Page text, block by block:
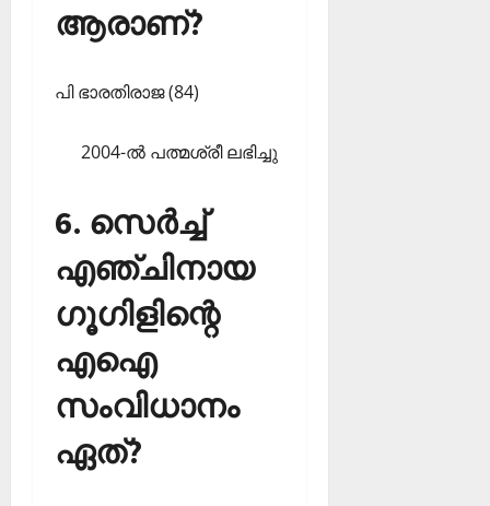
ആരാണ്?
പി ഭാരതിരാജ (84)
2004-ല്‍ പത്മശ്രീ ലഭിച്ചു
6. സെര്‍ച്ച്
എഞ്ചിനായ
ഗൂഗിളിന്റെ
എഐ
സംവിധാനം
ഏത്?